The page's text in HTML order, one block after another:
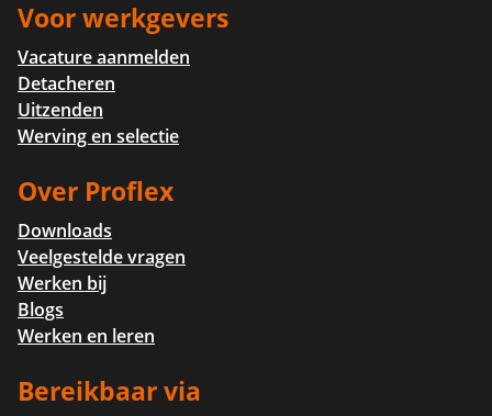
Voor werkgevers
Vacature aanmelden
Detacheren
Uitzenden
Werving en selectie
Over Proflex
Downloads
Veelgestelde vragen
Werken bij
Blogs
Werken en leren
Bereikbaar via